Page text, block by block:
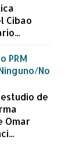
Cibao
PRM
No
estudio de
Omar